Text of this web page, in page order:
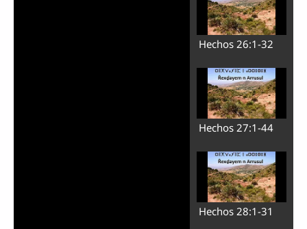
Hechos 26:1-32
Hechos 27:1-44
Hechos 28:1-31